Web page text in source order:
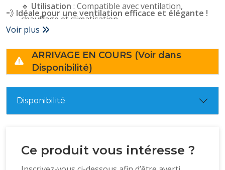
🔹 Utilisation : Compatible avec ventilation,
chauffage et climatisation
🔹Fixation
✅ Diffusion optimale de l’air
✅ Design sobre et moderne
✅ Robuste et durable (aluminium traité)
✅ Facile à installer et entretenir
💨 Idéale pour une ventilation efficace et élégante !
Voir plus
ARRIVAGE EN COURS (Voir dans
Disponibilité)
Disponibilité
Ce produit vous intéresse ?